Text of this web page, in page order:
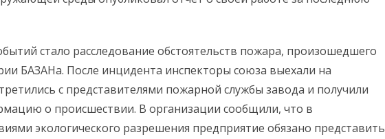
стало расследование обстоятельств пожара, произошедшего
БАЗАНа. После инцидента инспекторы союза выехали на
с представителями пожарной службы завода и получили
о происшествии. В организации сообщили, что в
экологического разрешения предприятие обязано представить